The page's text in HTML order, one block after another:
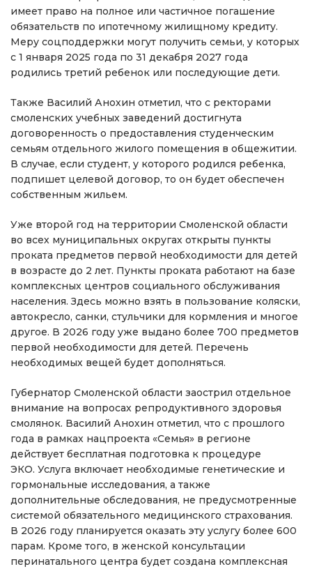
имеет право на полное или частичное погашение
обязательств по ипотечному жилищному кредиту.
Меру соцподдержки могут получить семьи, у которых
с 1 января 2025 года по 31 декабря 2027 года
родились третий ребенок или последующие дети.
Также Василий Анохин отметил, что с ректорами
смоленских учебных заведений достигнута
договоренность о предоставления студенческим
семьям отдельного жилого помещения в общежитии.
В случае, если студент, у которого родился ребенка,
подпишет целевой договор, то он будет обеспечен
собственным жильем.
Уже второй год на территории Смоленской области
во всех муниципальных округах открыты пункты
проката предметов первой необходимости для детей
в возрасте до 2 лет. Пункты проката работают на базе
комплексных центров социального обслуживания
населения. Здесь можно взять в пользование коляски,
автокресло, санки, стульчики для кормления и многое
другое. В 2026 году уже выдано более 700 предметов
первой необходимости для детей. Перечень
необходимых вещей будет дополняться.
Губернатор Смоленской области заострил отдельное
внимание на вопросах репродуктивного здоровья
смолянок. Василий Анохин отметил, что с прошлого
года в рамках нацпроекта «Семья» в регионе
действует бесплатная подготовка к процедуре
ЭКО. Услуга включает необходимые генетические и
гормональные исследования, а также
дополнительные обследования, не предусмотренные
системой обязательного медицинского страхования.
В 2026 году планируется оказать эту услугу более 600
парам. Кроме того, в женской консультации
перинатального центра будет создана комплексная